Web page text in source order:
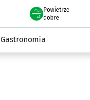
Powietrze
we Wrocławiu
dobre
Gastronomia